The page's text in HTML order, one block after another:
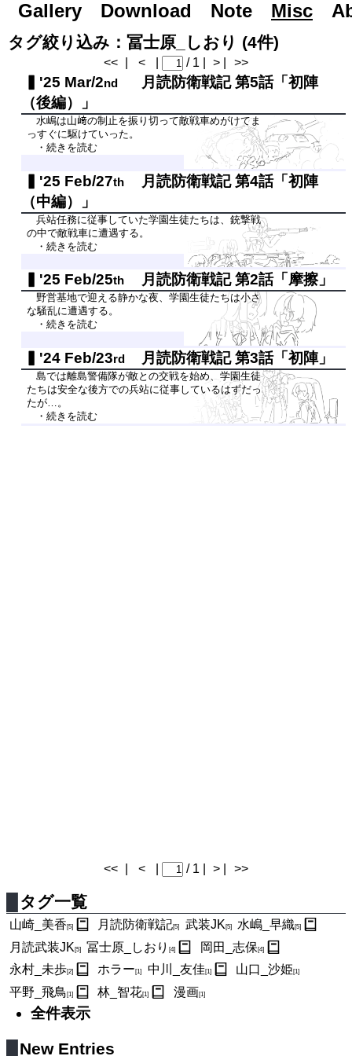
Road to Day After Tomorrow...
Gallery Download Note Misc
タグ絞り込み：冨士原_しおり (4件)
<< < / 1 | > | >>
'25 Mar/2nd
月読防衛戦記 第5話「初陣
（後編）」
水嶋は山﨑の制止を振り切って敵戦車めがけてま
っすぐに駆けていった。
・続きを読む
'25 Feb/27th
月読防衛戦記 第4話「初陣
（中編）」
兵站任務に従事していた学園生徒たちは、銃撃戦
の中で敵戦車に遭遇する。
・続きを読む
'25 Feb/25th 月読防衛戦記 第2話「摩擦」
野営基地で迎える静かな夜、学園生徒たちは小さ
な騒乱に遭遇する。
・続きを読む
'24 Feb/23rd 月読防衛戦記 第3話「初陣」
島では離島警備隊が敵との交戦を始め、学園生徒
たちは安全な後方での兵站に従事しているはずだっ
たが…。
・続きを読む
<< < / 1 | > | >>
タグ一覧
山崎_美香 [5] 月読防衛戦記[5] 武装JK[5] 水嶋_早織[5]
月読武装JK[5] 冨士原_しおり[4] 岡田_志保[4]
永村_未歩[2] ホラー[1] 中川_友佳[1] 山口_沙姫[1]
平野_飛鳥[1] 林_智花[1] 漫画[1]
全件表示
New Entries